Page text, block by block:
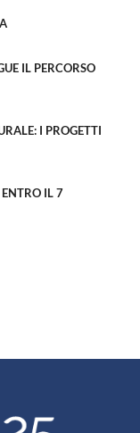
IL PERCORSO
I PROGETTI
IL 7